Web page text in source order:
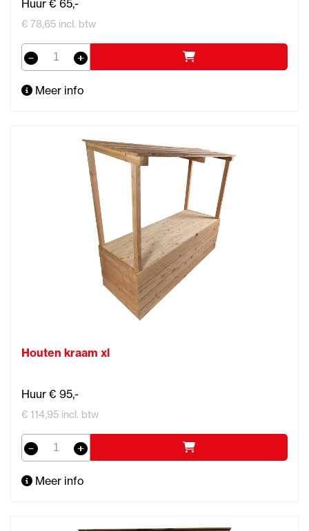
Huur € 65,-
€ 78,65 incl. btw
Meer info
Houten kraam xl
Huur € 95,-
€ 114,95 incl. btw
Meer info